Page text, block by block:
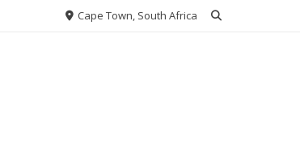
Cape Town, South Africa